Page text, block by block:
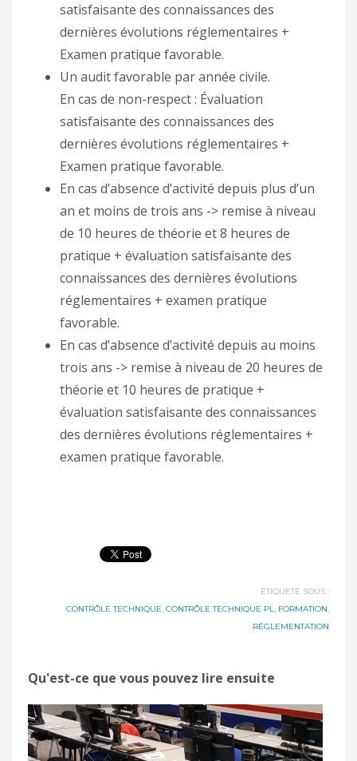
satisfaisante des connaissances des
dernières évolutions réglementaires +
Examen pratique favorable.
Un audit favorable par année civile.
En cas de non-respect : Évaluation
satisfaisante des connaissances des
dernières évolutions réglementaires +
Examen pratique favorable.
En cas d’absence d’activité depuis plus d’un
an et moins de trois ans -> remise à niveau
de 10 heures de théorie et 8 heures de
pratique + évaluation satisfaisante des
connaissances des dernières évolutions
réglementaires + examen pratique
favorable.
En cas d’absence d’activité depuis au moins
trois ans -> remise à niveau de 20 heures de
théorie et 10 heures de pratique +
évaluation satisfaisante des connaissances
des dernières évolutions réglementaires +
examen pratique favorable.
ÉTIQUETÉ SOUS :
CONTRÔLE TECHNIQUE, CONTRÔLE TECHNIQUE PL, FORMATION,
RÉGLEMENTATION
Qu'est-ce que vous pouvez lire ensuite